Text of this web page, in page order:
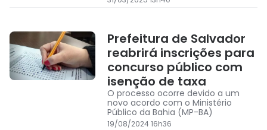
Prefeitura de Salvador
reabrirá inscrições para
concurso público com
isenção de taxa
O processo ocorre devido a um
novo acordo com o Ministério
Público da Bahia (MP-BA)
19/08/2024 16h36